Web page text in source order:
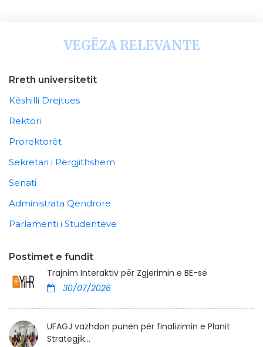
VEGËZA RELEVANTE
Rreth universitetit
Këshilli Drejtues
Rektori
Prorektorët
Sekretari i Përgjithshëm
Senati
Administrata Qendrore
Parlamenti i Studentëve
Postimet e fundit
Trajnim Interaktiv për Zgjerimin e BE-së
30/07/2026
UFAGJ vazhdon punën për finalizimin e Planit
Strategjik...